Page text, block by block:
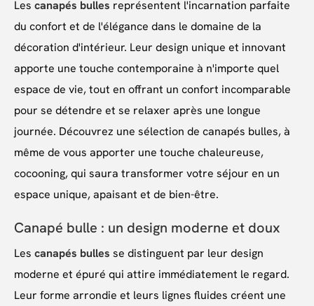
Les canapés bulles représentent l'incarnation parfaite
du confort et de l'élégance dans le domaine de la
décoration d'intérieur. Leur design unique et innovant
apporte une touche contemporaine à n'importe quel
espace de vie, tout en offrant un confort incomparable
pour se détendre et se relaxer après une longue
journée. Découvrez une sélection de canapés bulles, à
même de vous apporter une touche chaleureuse,
cocooning, qui saura transformer votre séjour en un
espace unique, apaisant et de bien-être.
Canapé bulle : un design moderne et doux
Les canapés bulles se distinguent par leur design
moderne et épuré qui attire immédiatement le regard.
Leur forme arrondie et leurs lignes fluides créent une